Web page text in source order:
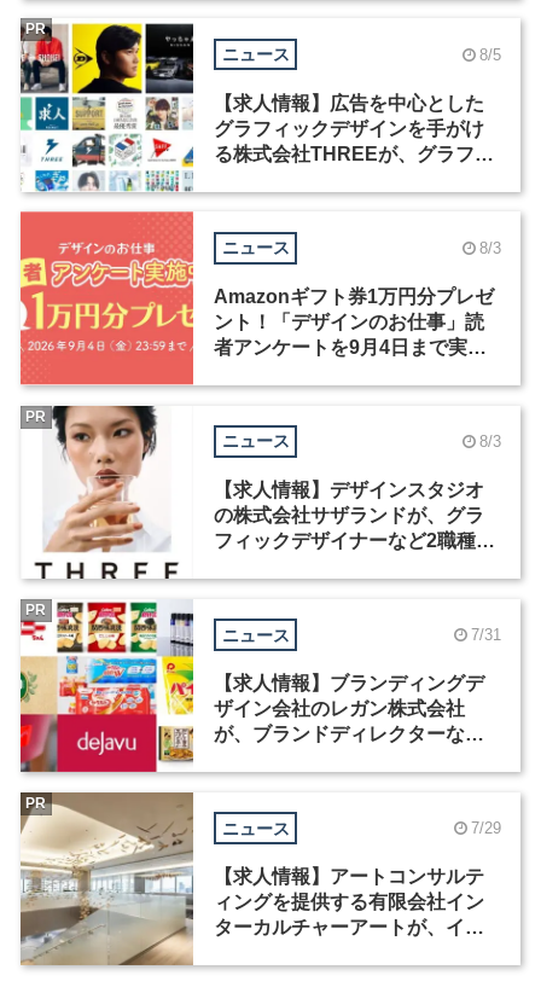
ニュース 8/5
【求人情報】広告を中心とした
グラフィックデザインを手がけ
る株式会社THREEが、グラフィ
PR
ニュース 8/3
Amazonギフト券1万円分プレゼ
ント！「デザインのお仕事」読
者アンケートを9月4日まで実施
ニュース 8/3
【求人情報】デザインスタジオ
の株式会社サザランドが、グラ
フィックデザイナーなど2職種を
PR
ニュース 7/31
【求人情報】ブランディングデ
ザイン会社のレガン株式会社
が、ブランドディレクターなど3
PR
ニュース 7/29
【求人情報】アートコンサルテ
ィングを提供する有限会社イン
ターカルチャーアートが、イン
PR